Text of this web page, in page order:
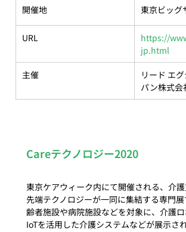
開催地 東京ビッグ
URL
https://
jp.html
主催
リード エ
パン株式会
Careテクノロジー2020
東京ケアウィーク内にて開催される、介
先端テクノロジーが一同に集結する専門
齢者施設や病院施設などを対象に、介護ロ
IoTを活用した介護システムなどが展示され